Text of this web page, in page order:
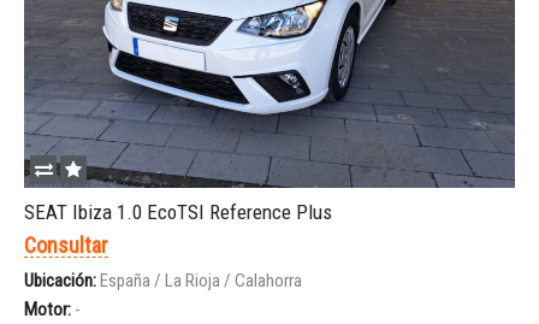
SEAT Ibiza 1.0 EcoTSI Reference Plus
Consultar
Ubicación:España / La Rioja / Calahorra
Motor: -